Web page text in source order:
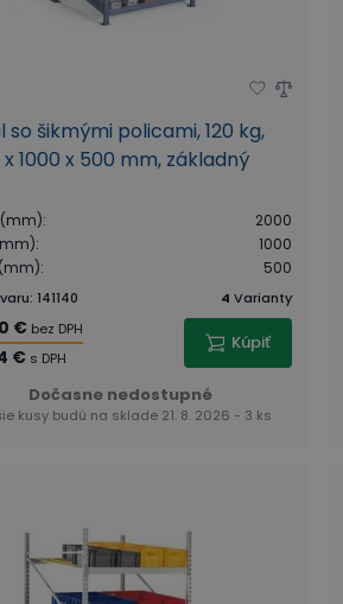
so šikmými policami, 120 kg,
1000 x 500 mm, základný
:
2000
:
1000
: 500
: 141140 4 Varianty
€ bez DPH
€ s DPH
Kúpiť
Dočasne nedostupné
kusy budú na sklade 21. 8. 2026 - 3 ks